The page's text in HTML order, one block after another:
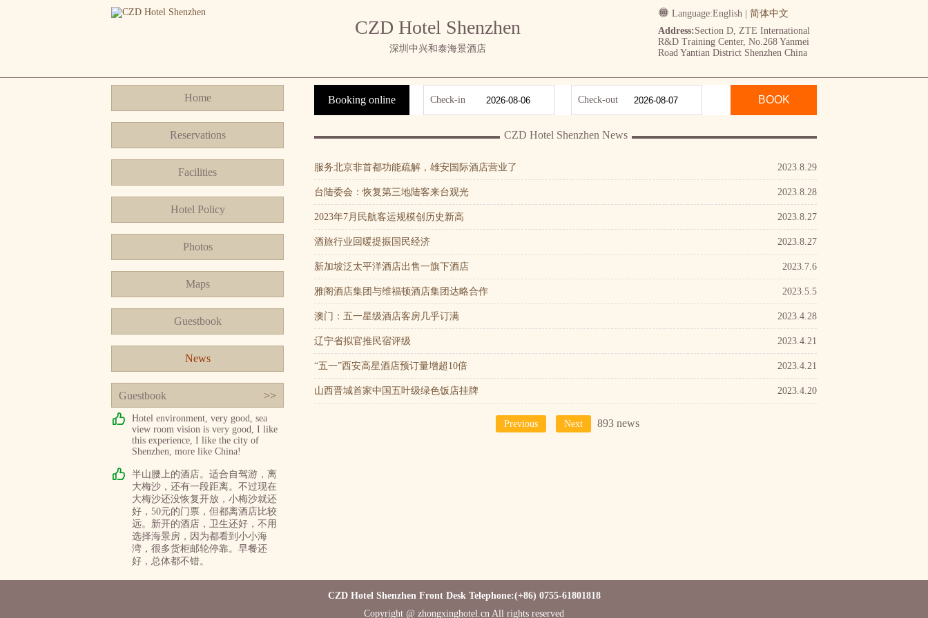
CZD Hotel Shenzhen
深圳中兴和泰海景酒店
Language:English
简体中文
Address:Section D, ZTE International
R&D Training Center, No.268 Yanmei
Road Yantian District Shenzhen China
Home
Reservations
Facilities
Hotel Policy
Photos
Maps
Guestbook
News
Guestbook >>
Hotel environment, very good, sea
view room vision is very good, I like
this experience, I like the city of
Shenzhen, more like China!
半山腰上的酒店。适合自驾游，离
大梅沙，还有一段距离。不过现在
大梅沙还没恢复开放，小梅沙就还
好，50元的门票，但都离酒店比较
远。新开的酒店，卫生还好，不用
选择海景房，因为都看到小小海
湾，很多货柜邮轮停靠。早餐还
好，总体都不错。
Booking online Check-in Check-out BOOK
CZD Hotel Shenzhen News
服务北京非首都功能疏解，雄安国际酒店营业了 2023.8.29
台陆委会：恢复第三地陆客来台观光 2023.8.28
2023年7月民航客运规模创历史新高 2023.8.27
酒旅行业回暖提振国民经济 2023.8.27
新加坡泛太平洋酒店出售一旗下酒店 2023.7.6
雅阁酒店集团与维福顿酒店集团达略合作 2023.5.5
澳门：五一星级酒店客房几乎订满 2023.4.28
辽宁省拟官推民宿评级 2023.4.21
“五一”西安高星酒店预订量增超10倍 2023.4.21
山西晋城首家中国五叶级绿色饭店挂牌 2023.4.20
Previous Next 893 news
CZD Hotel Shenzhen Front Desk Telephone:(+86) 0755-61801818
Copyright @ zhongxinghotel.cn All rights reserved